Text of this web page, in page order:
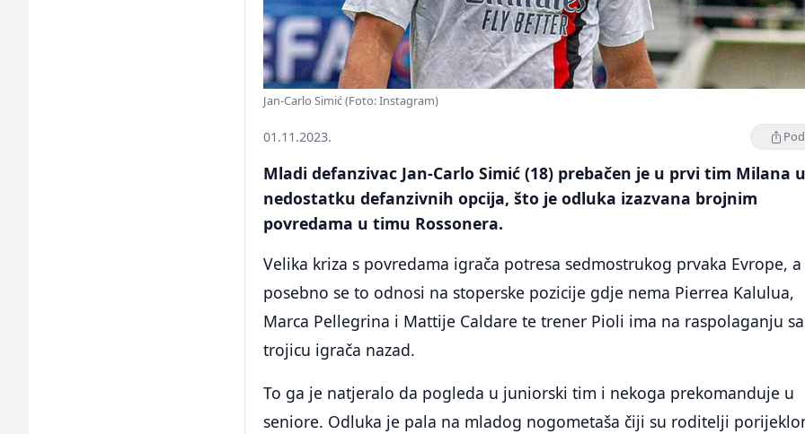
Jan-Carlo Simić (Foto: Instagram)
01.11.2023.
Mladi defanzivac Jan-Carlo Simić (18) prebačen je u prvi tim Milana u
nedostatku defanzivnih opcija, što je odluka izazvana brojnim
povredama u timu Rossonera.
Velika kriza s povredama igrača potresa sedmostrukog prvaka Evrope, a
posebno se to odnosi na stoperske pozicije gdje nema Pierrea Kalulua,
Marca Pellegrina i Mattije Caldare te trener Pioli ima na raspolaganju
trojicu igrača nazad.
To ga je natjeralo da pogleda u juniorski tim i nekoga prekomanduje u
seniore. Odluka je pala na mladog nogometaša čiji su roditelji